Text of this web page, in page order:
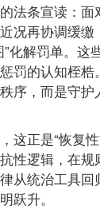
法条宣读：面
况再协调缓缴
化解罚单。这
罚的认知桎
序，而是守护
这正是“恢复
性逻辑，在
从统治工具
跃升。